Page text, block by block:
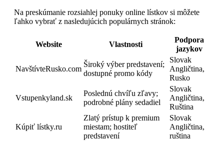
Na preskúmanie rozsiahlej ponuky online lístkov si môžete
ľahko vybrať z nasledujúcich populárnych stránok:
Website Vlastnosti
Podpora
jazykov
NavštívteRusko.com
Široký výber predstavení;
dostupné promo kódy
Slovak
Angličtina,
Rusko
Vstupenkyland.sk
Poslednú chvíľu zľavy;
podrobné plány sedadiel
Slovak
Angličtina,
Ruština
Kúpiť lístky.ru
Zlatý prístup k premium
miestam; hostiteľ
predstavení
Slovak
Angličtina,
ruština